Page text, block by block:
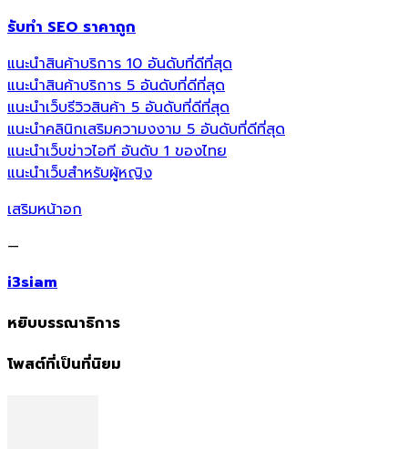
รับทำ SEO ราคาถูก
แนะนำสินค้าบริการ 10 อันดับที่ดีที่สุด
แนะนำสินค้าบริการ 5 อันดับที่ดีที่สุด
แนะนำเว็บรีวิวสินค้า 5 อันดับที่ดีที่สุด
แนะนำคลินิกเสริมความงงาม 5 อันดับที่ดีที่สุด
แนะนำเว็บข่าวไอที อันดับ 1 ของไทย
แนะนำเว็บสำหรับผู้หญิง
เสริมหน้าอก
—
i3siam
หยิบบรรณาธิการ
โพสต์ที่เป็นที่นิยม